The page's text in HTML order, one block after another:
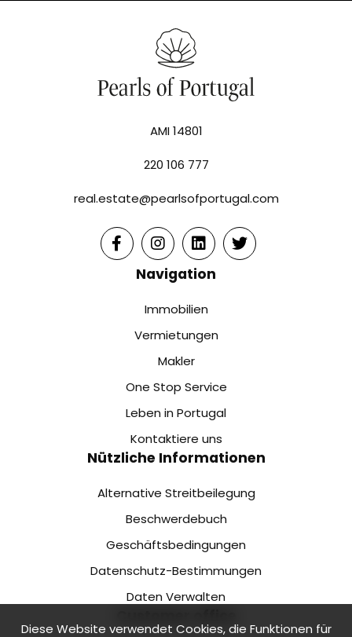
AMI 14801
220 106 777
real.estate@pearlsofportugal.com
Navigation
Immobilien
Vermietungen
Makler
One Stop Service
Leben in Portugal
Kontaktiere uns
Nützliche Informationen
Alternative Streitbeilegung
Beschwerdebuch
Geschäftsbedingungen
Datenschutz-Bestimmungen
Daten Verwalten
Diese Website verwendet Cookies, die Funktionen für